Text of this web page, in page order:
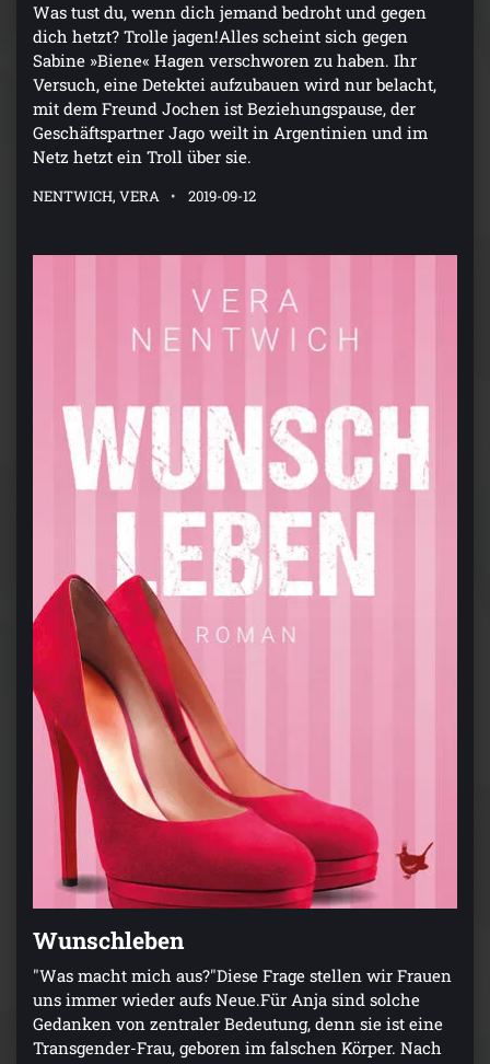
Was tust du, wenn dich jemand bedroht und gegen
dich hetzt? Trolle jagen!Alles scheint sich gegen
Sabine »Biene« Hagen verschworen zu haben. Ihr
Versuch, eine Detektei aufzubauen wird nur belacht,
mit dem Freund Jochen ist Beziehungspause, der
Geschäftspartner Jago weilt in Argentinien und im
Netz hetzt ein Troll über sie.
NENTWICH, VERA 2019-09-12
Wunschleben
"Was macht mich aus?"Diese Frage stellen wir Frauen
uns immer wieder aufs Neue.Für Anja sind solche
Gedanken von zentraler Bedeutung, denn sie ist eine
Transgender-Frau, geboren im falschen Körper. Nach